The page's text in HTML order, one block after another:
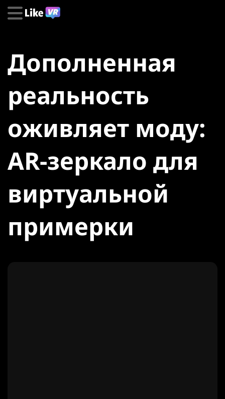
Дополненная
реальность
оживляет моду:
AR-зеркало для
виртуальной
примерки